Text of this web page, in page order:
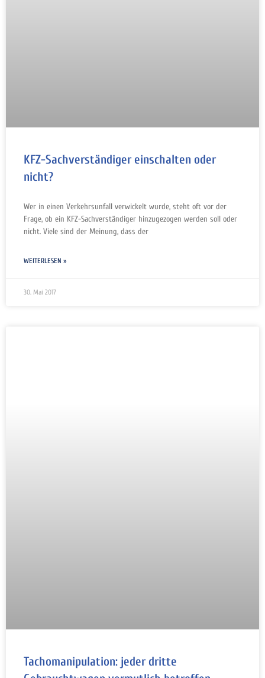
KFZ-Sachverständiger einschalten oder
nicht?
Wer in einen Verkehrsunfall verwickelt wurde, steht oft vor der
Frage, ob ein KFZ-Sachverständiger hinzugezogen werden soll oder
nicht. Viele sind der Meinung, dass der
WEITERLESEN »
30. Mai 2017
Tachomanipulation: jeder dritte